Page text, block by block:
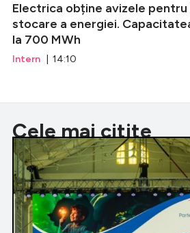
Electrica obține avizele
stocare a energiei.
la 700 MWh
Intern | 14:10
Cele mai citite